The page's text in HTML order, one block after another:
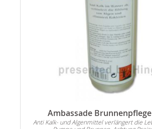
Ambassade
Anti Kalk- und Algenmittel verlängert die